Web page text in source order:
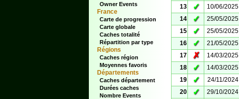
Owner Events
France
Carte de progression
Carte globale
Caches totalité
Répartition par type
Régions
Caches région
Moyennes favoris
Départements
Caches département
Durées caches
Nombre Events
13
✓ 10/06/2025
14
✓ 25/05/2025
15
✓ 25/05/2025
16
✓ 21/05/2025
17
✗ 14/03/2025
18
✓ 14/03/2025
19
✓ 24/11/2024
20
✓ 29/10/2024